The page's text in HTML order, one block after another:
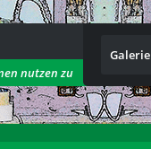
Galerie
nutzen zu